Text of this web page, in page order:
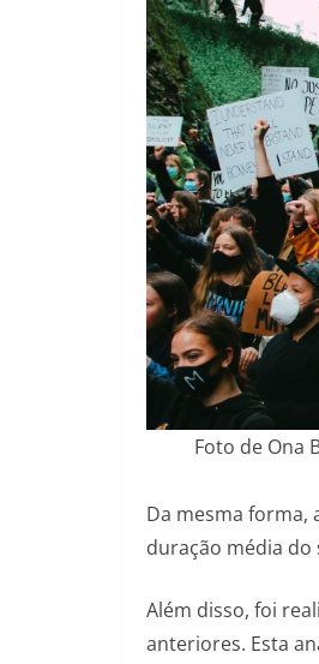
Foto de Ona
Da mesma forma,
duração média
Além disso, foi
anteriores. Esta